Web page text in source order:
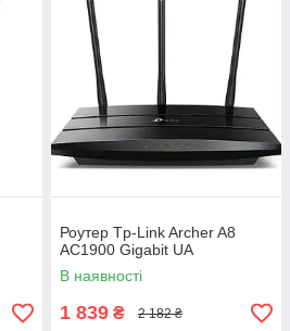
Роутер Tp-Link Archer A8
AC1900 Gigabit UA
В наявності
1 839 ₴ 2 182 ₴